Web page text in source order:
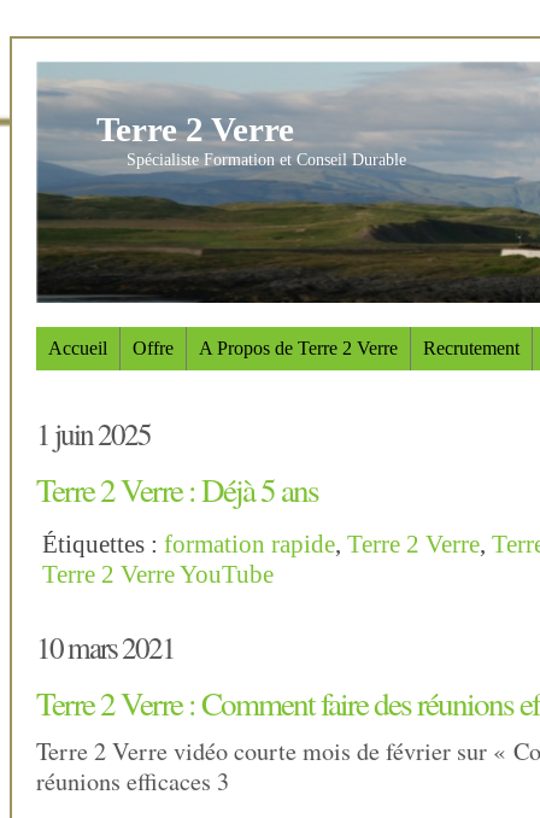
Terre 2 Verre
Spécialiste Formation et Conseil Durable
Accueil Offre A Propos de Terre 2 Verre Recrutement
1 juin 2025
Terre 2 Verre : Déjà 5 ans
Étiquettes : formation rapide, Terre 2 Verre,
Terre 2 Verre YouTube
10 mars 2021
Terre 2 Verre : Comment faire des réunions
Terre 2 Verre vidéo courte mois de février sur «
réunions efficaces 3